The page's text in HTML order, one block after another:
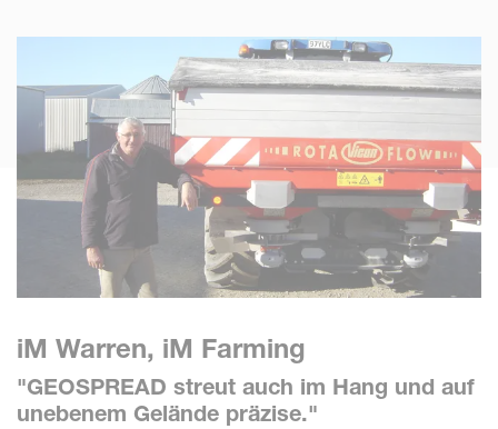
iM Warren, iM Farming
"GEOSPREAD streut auch im Hang und auf
unebenem Gelände präzise."